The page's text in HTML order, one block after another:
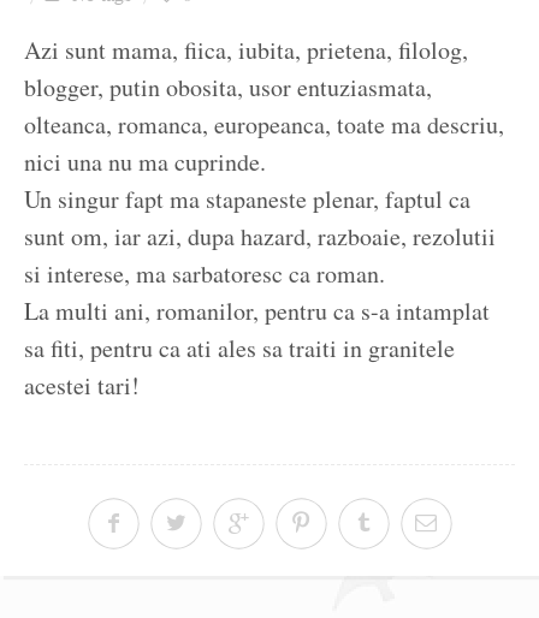
Azi sunt mama, fiica, iubita, prietena, filolog,
blogger, putin obosita, usor entuziasmata,
olteanca, romanca, europeanca, toate ma descriu,
nici una nu ma cuprinde.
Un singur fapt ma stapaneste plenar, faptul ca
sunt om, iar azi, dupa hazard, razboaie, rezolutii
si interese, ma sarbatoresc ca roman.
La multi ani, romanilor, pentru ca s-a intamplat
sa fiti, pentru ca ati ales sa traiti in granitele
acestei tari!